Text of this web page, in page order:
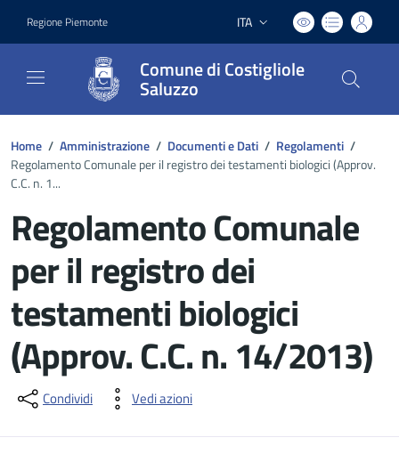
Regione Piemonte Lingua attiva:
ITA
Comune di Costigliole
Saluzzo
Home / Amministrazione / Documenti e Dati / Regolamenti /
Regolamento Comunale per il registro dei testamenti biologici (Approv.
C.C. n. 1...
Regolamento Comunale
per il registro dei
testamenti biologici
(Approv. C.C. n. 14/2013)
Dettagli del documento
Condividi Vedi azioni